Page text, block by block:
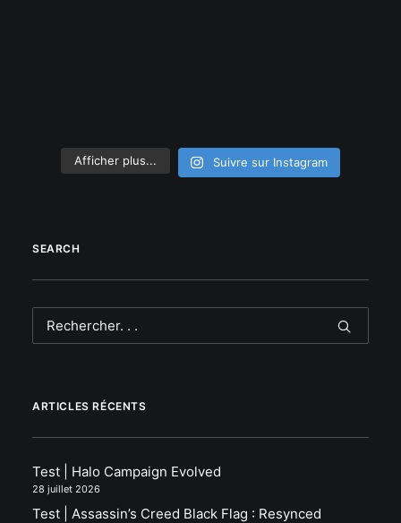
Afficher plus... Suivre sur Instagram
SEARCH
ARTICLES RÉCENTS
Test | Halo Campaign Evolved
28 juillet 2026
Test | Assassin’s Creed Black Flag : Resynced